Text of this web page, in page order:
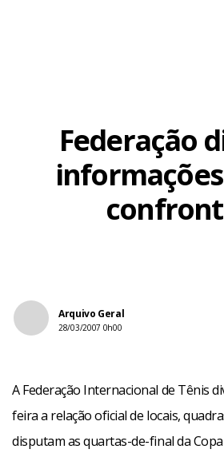
Federação
Arquivo Geral
28/03/2007 0h00
A Federação Internacional de Tênis
feira a relação oficial de locais,
disputam as quartas-de-final da